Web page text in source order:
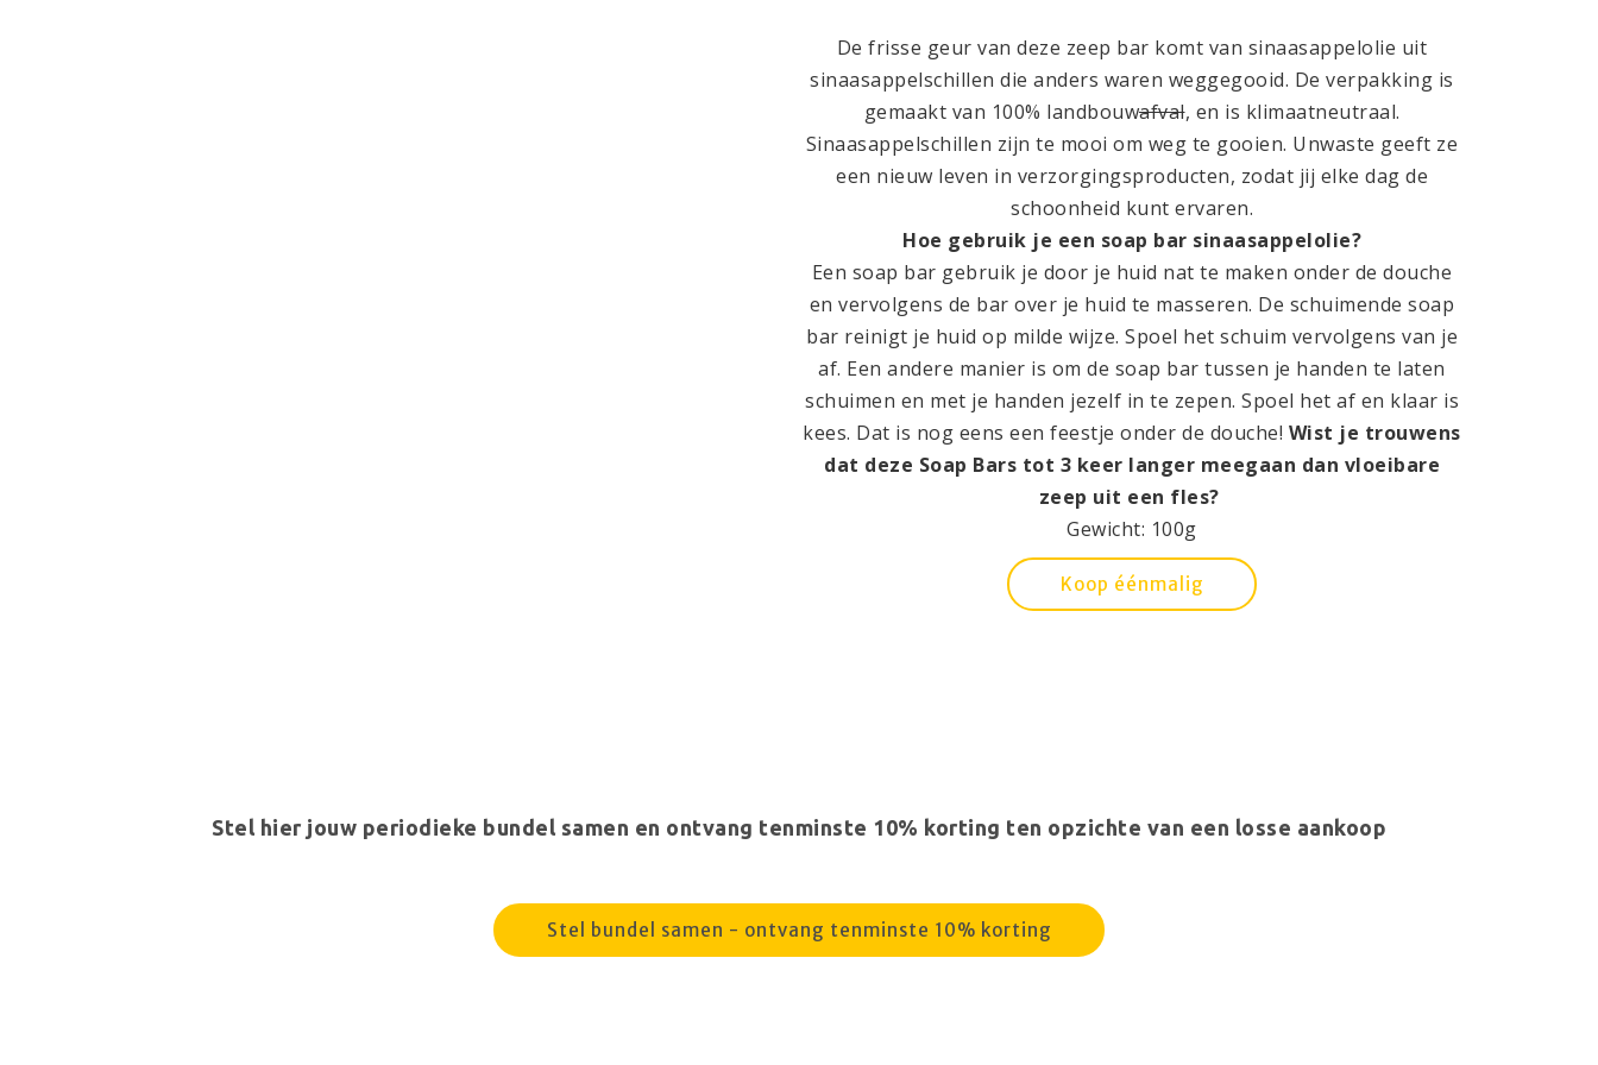
De frisse geur van deze zeep bar komt van sinaasappelolie uit
sinaasappelschillen die anders waren weggegooid. De verpakking is
gemaakt van 100% landbouwafval, en is klimaatneutraal.
Sinaasappelschillen zijn te mooi om weg te gooien. Unwaste geeft ze
een nieuw leven in verzorgingsproducten, zodat jij elke dag de
schoonheid kunt ervaren.
Hoe gebruik je een soap bar sinaasappelolie?
Een soap bar gebruik je door je huid nat te maken onder de douche
en vervolgens de bar over je huid te masseren. De schuimende soap
bar reinigt je huid op milde wijze. Spoel het schuim vervolgens van je
af. Een andere manier is om de soap bar tussen je handen te laten
schuimen en met je handen jezelf in te zepen. Spoel het af en klaar is
kees. Dat is nog eens een feestje onder de douche! Wist je trouwens
dat deze Soap Bars tot 3 keer langer meegaan dan vloeibare
zeep uit een fles?
Gewicht: 100g
Koop éénmalig
Stel hier jouw periodieke bundel samen en ontvang tenminste 10% korting ten opzichte van een losse aankoop
Stel bundel samen - ontvang tenminste 10% korting